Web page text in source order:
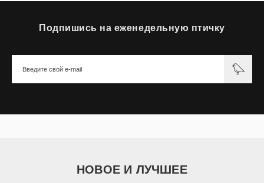
Подпишись на еженедельную птичку
НОВОЕ И ЛУЧШЕЕ